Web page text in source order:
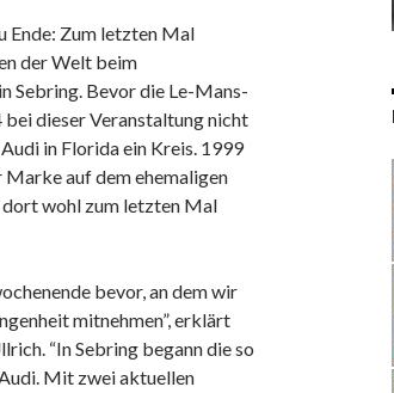
Ende: Zum letzten Mal
der Welt beim
Sebring. Bevor die Le-Mans-
dieser Veranstaltung nicht
in Florida ein Kreis. 1999
auf dem ehemaligen
dort wohl zum letzten Mal
bevor, an dem wir
mitnehmen”, erklärt
“In Sebring begann die so
Mit zwei aktuellen